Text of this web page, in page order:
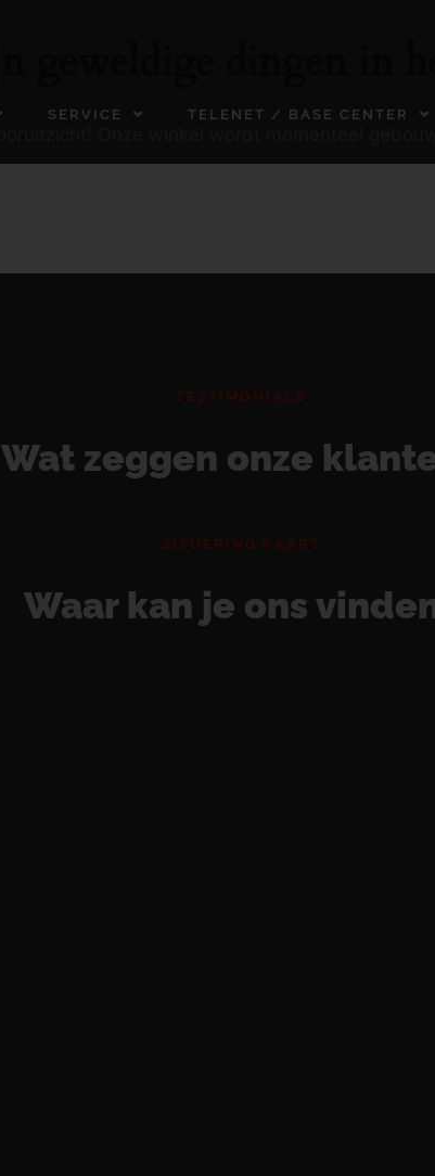
SERVICE TELENET / BASE CENTER
TESTIMONIALS
Wat zeggen onze
SITUERING KAART
Waar kan je ons